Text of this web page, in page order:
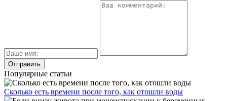
Популярные статьи
Сколько есть времени после того, как отошли воды